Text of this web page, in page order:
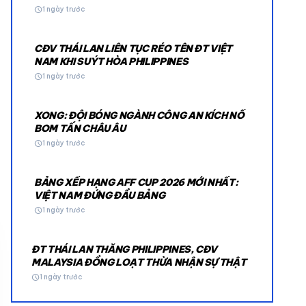
© 2026 TT24H
schedule1 ngày trước
CĐV THÁI LAN LIÊN TỤC RÉO TÊN ĐT VIỆT
NAM KHI SUÝT HÒA PHILIPPINES
schedule1 ngày trước
XONG: ĐỘI BÓNG NGÀNH CÔNG AN KÍCH NỔ
BOM TẤN CHÂU ÂU
schedule1 ngày trước
BẢNG XẾP HẠNG AFF CUP 2026 MỚI NHẤT:
VIỆT NAM ĐỨNG ĐẦU BẢNG
schedule1 ngày trước
ĐT THÁI LAN THẮNG PHILIPPINES, CĐV
MALAYSIA ĐỒNG LOẠT THỪA NHẬN SỰ THẬT
schedule1 ngày trước